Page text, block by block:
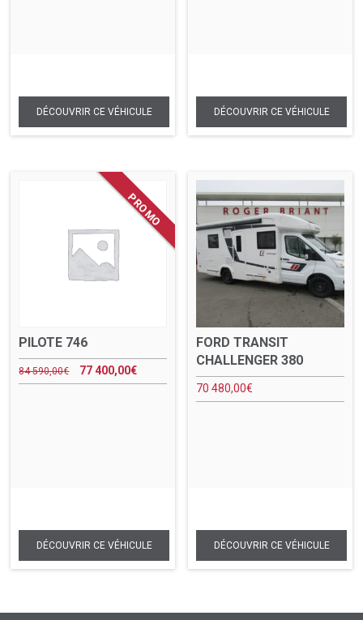
PILOTE 746
84 590,00€ 77 400,00€
FORD TRANSIT
CHALLENGER 380
70 480,00€